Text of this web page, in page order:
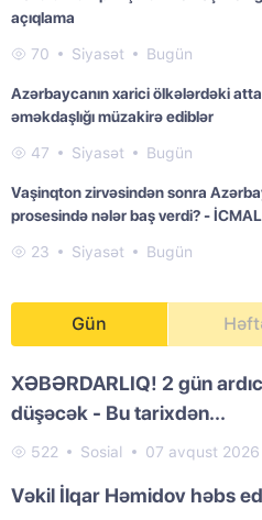
açıqlama
70 Siyasət Bugün
Azərbaycanın xarici ölkələrdəki
əməkdaşlığı müzakirə ediblər
47 Siyasət Bugün
Vaşinqton zirvəsindən sonra
prosesində nələr baş verdi? - İCMAL
23 Siyasət Bugün
Gün
XƏBƏRDARLIQ! 2 gün
düşəcək - Bu tarixdən...
522 Sosial 07 avqust 2026
Vəkil İlqar Həmidov həbs